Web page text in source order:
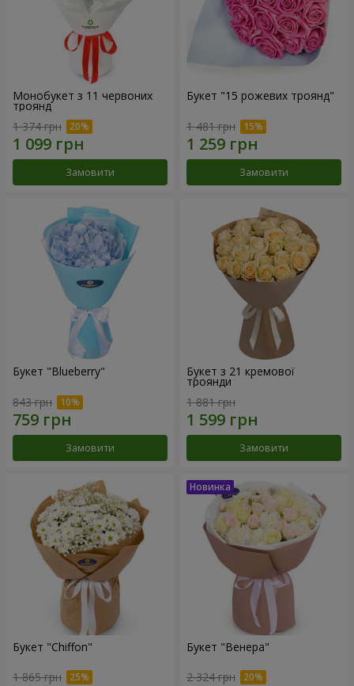
Монобукет з 11 червоних
троянд
1 374 грн
Замовити
Букет "15 рожевих троянд"
1 481 грн
Замовити
Букет "Blueberry"
843 грн
Замовити
Букет з 21 кремової
троянди
1 881 грн
Замовити
Букет "Chiffon"
1 865 грн
Букет "Венера"
2 324 грн